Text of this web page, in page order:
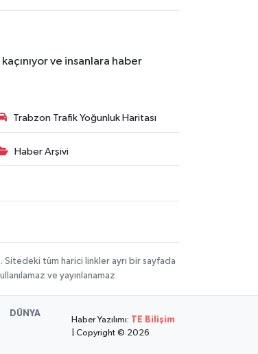
ve insanlara haber
Trabzon Trafik Yoğunluk Haritası
Haber Arşivi
Sitedeki tüm harici linkler ayrı bir sayfada
ve yayınlanamaz
DÜNYA
Haber Yazılımı: TE Bilişim
| Copyright © 2026